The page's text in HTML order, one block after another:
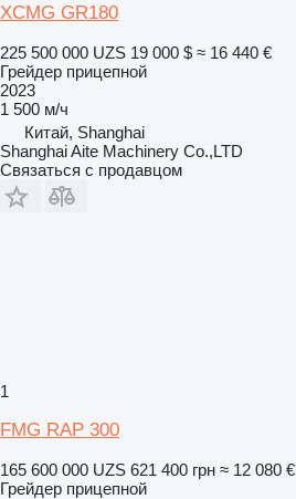
XCMG GR180
225 500 000 UZS 19 000 $ ≈ 16 440 €
Грейдер прицепной
2023
1 500 м/ч
Китай, Shanghai
Shanghai Aite Machinery Co.,LTD
Связаться с продавцом
1
FMG RAP 300
165 600 000 UZS 621 400 грн ≈ 12 080 €
Грейдер прицепной